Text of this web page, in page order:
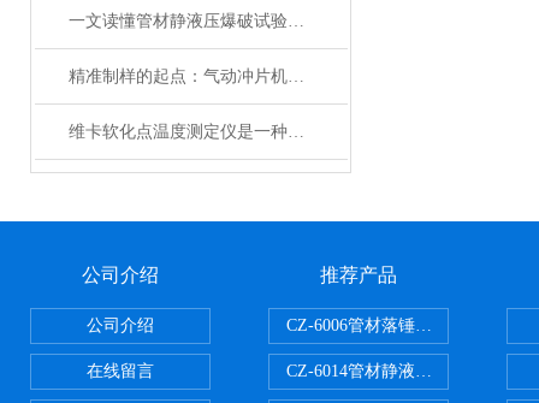
一文读懂管材静液压爆破试验机，一起来了解下吧！
精准制样的起点：气动冲片机在材料检测中的关键作用与深度剖析
维卡软化点温度测定仪是一种用于设计制造的非金属材料测试仪器
公司介绍
公司介绍
在线留言
推荐产品
CZ-6006管材落锤冲击试验机
CZ-6014管材静液压爆破试验机